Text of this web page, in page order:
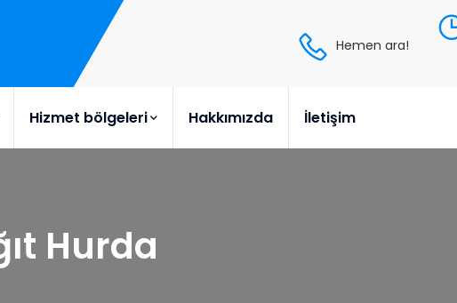
Hemen ara!
Hizmet bölgeleri Hakkımızda İletişim
Hurda